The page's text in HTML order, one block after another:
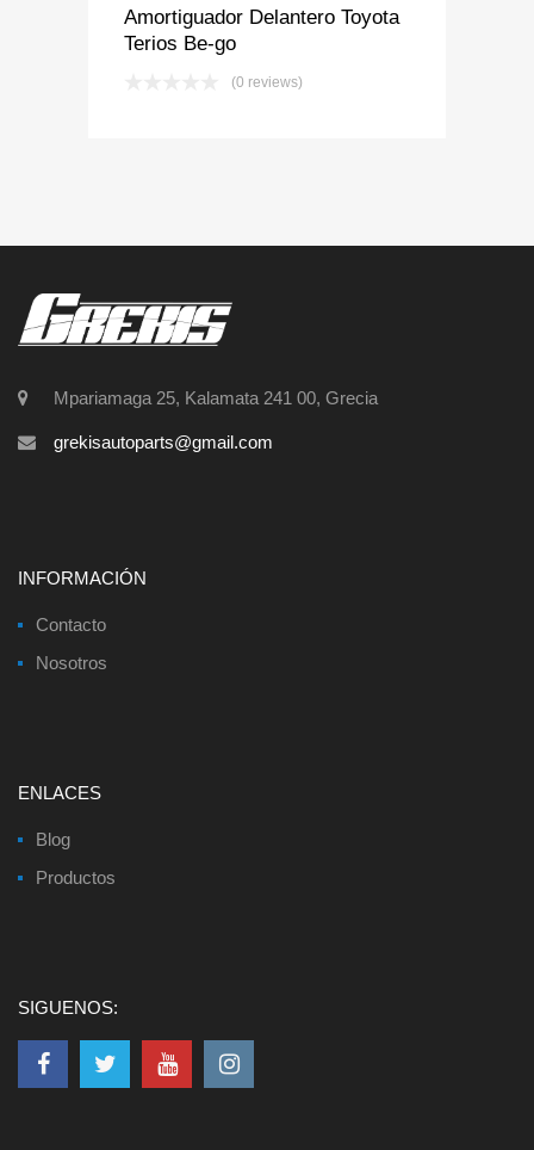
Amortiguador Delantero Toyota
Terios Be-go
(0 reviews)
Mpariamaga 25, Kalamata 241 00, Grecia
grekisautoparts@gmail.com
INFORMACIÓN
Contacto
Nosotros
ENLACES
Blog
Productos
SIGUENOS: